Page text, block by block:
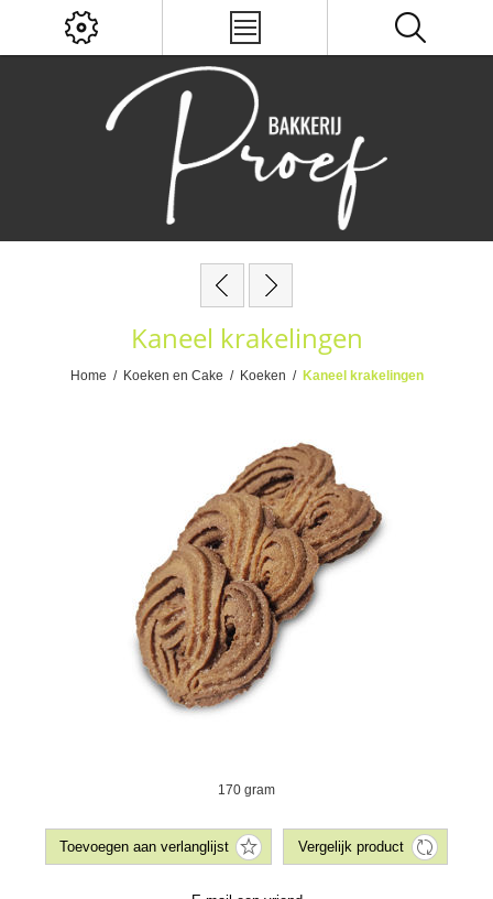
Kaneel krakelingen
Home / Koeken en Cake / Koeken / Kaneel krakelingen
170 gram